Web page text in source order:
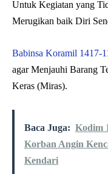
Untuk Kegiatan yang
Merugikan baik Diri
Babinsa Koramil 1417-
agar Menjauhi Barang
Keras (Miras).
Baca Juga: Kodim
Korban Angin
Kendari